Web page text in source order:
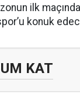
ilk
konuk
KAT